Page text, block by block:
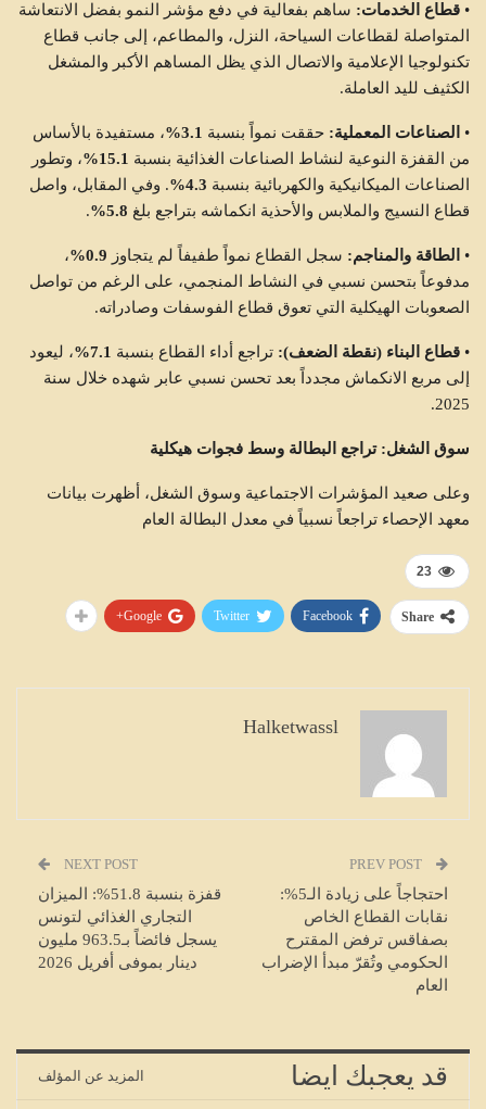
• قطاع الخدمات: ساهم بفعالية في دفع مؤشر النمو بفضل الانتعاشة
المتواصلة لقطاعات السياحة، النزل، والمطاعم، إلى جانب قطاع
تكنولوجيا الإعلامية والاتصال الذي يظل المساهم الأكبر والمشغل
الكثيف لليد العاملة.
• الصناعات المعملية: حققت نمواً بنسبة 3.1%
، مستفيدة بالأساس
من القفزة النوعية لنشاط الصناعات الغذائية بنسبة 15.1%
، وتطور
الصناعات الميكانيكية والكهربائية بنسبة 4.3%
. وفي المقابل، واصل
قطاع النسيج والملابس والأحذية انكماشه بتراجع بلغ 5.8%
.
• الطاقة والمناجم: سجل القطاع نمواً طفيفاً لم يتجاوز 0.9%
،
مدفوعاً بتحسن نسبي في النشاط المنجمي، على الرغم من تواصل
الصعوبات الهيكلية التي تعوق قطاع الفوسفات وصادراته.
• قطاع البناء (نقطة الضعف): تراجع أداء القطاع بنسبة 7.1%
، ليعود
إلى مربع الانكماش مجدداً بعد تحسن نسبي عابر شهده خلال سنة
2025.
سوق الشغل: تراجع البطالة وسط فجوات هيكلية
وعلى صعيد المؤشرات الاجتماعية وسوق الشغل، أظهرت بيانات
معهد الإحصاء تراجعاً نسبياً في معدل البطالة العام
23
Share
Facebook
Twitter
Google+
Halketwassl
احتجاجاً على زيادة الـ5%:
نقابات القطاع الخاص
بصفاقس ترفض المقترح
الحكومي وتُقرّ مبدأ الإضراب
العام
NEXT POST
قفزة بنسبة 51.8%: الميزان
التجاري الغذائي لتونس
يسجل فائضاً بـ963.5 مليون
دينار بموفى أفريل 2026
قد يعجبك ايضا المزيد عن المؤلف